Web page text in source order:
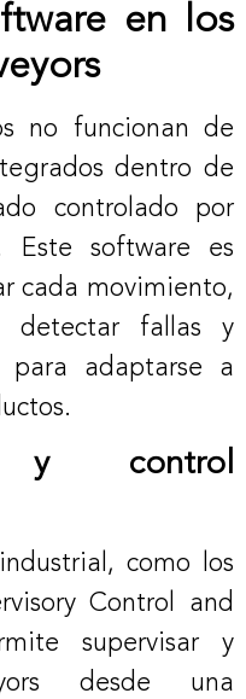
en los
no funcionan de
dentro de
controlado por
Este software es
cada movimiento,
detectar fallas y
para adaptarse a
y control
como los
Control and
supervisar y
desde una